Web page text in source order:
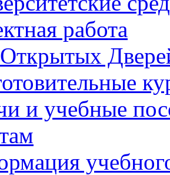
работа
и учебные